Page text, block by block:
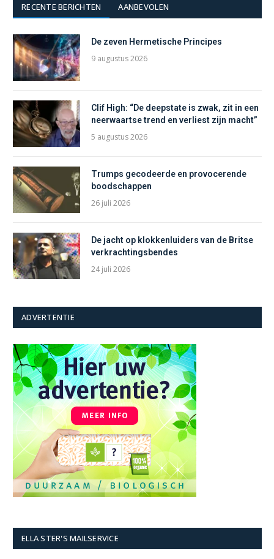
RECENTE BERICHTEN AANBEVOLEN
De zeven Hermetische Principes
9 augustus 2026
Clif High: “De deepstate is zwak, zit in een
neerwaartse trend en verliest zijn macht”
5 augustus 2026
Trumps gecodeerde en provocerende
boodschappen
26 juli 2026
De jacht op klokkenluiders van de Britse
verkrachtingsbendes
24 juli 2026
ADVERTENTIE
ELLA STER'S MAILSERVICE